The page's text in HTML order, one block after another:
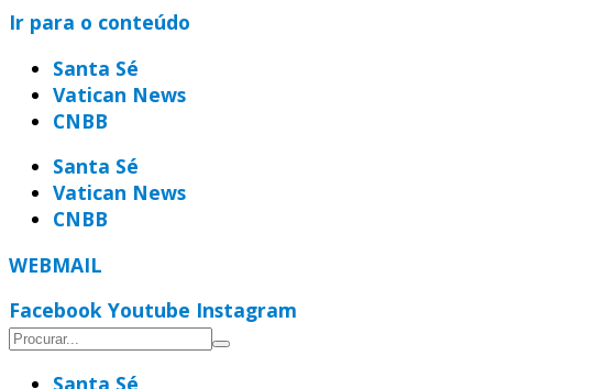
Ir para o conteúdo
Santa Sé
Vatican News
CNBB
Santa Sé
Vatican News
CNBB
WEBMAIL
Facebook Youtube Instagram
Santa Sé